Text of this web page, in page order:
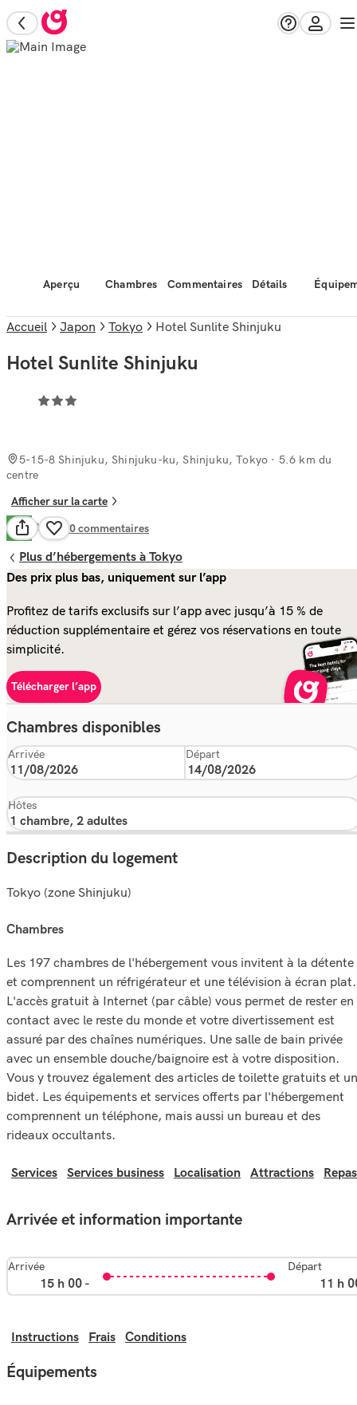
Aperçu Chambres Commentaires Détails
Accueil Japon Tokyo Hotel Sunlite Shinjuku
Hotel Sunlite Shinjuku
5-15-8 Shinjuku, Shinjuku-ku, Shinjuku, Tokyo · 5.6 km du
centre
Afficher sur la carte
7.7 Bien400commentaires
Plus d’hébergements à Tokyo
Des prix plus bas, uniquement sur l’app
Profitez de tarifs exclusifs sur l’app avec jusqu’à 15 % de
réduction supplémentaire et gérez vos réservations en toute
simplicité.
Télécharger l’app
Chambres disponibles
Arrivée Départ
Hôtes
Description du logement
Tokyo (zone Shinjuku)
chambres
Les 197 chambres de l'hébergement vous invitent à la détente
et comprennent un réfrigérateur et une télévision à écran plat.
L'accès gratuit à Internet (par câble) vous permet de rester en
contact avec le reste du monde et votre divertissement est
assuré par des chaînes numériques. Une salle de bain privée
avec un ensemble douche/baignoire est à votre disposition.
Vous y trouvez également des articles de toilette gratuits et un
bidet. Les équipements et services offerts par l'hébergement
comprennent un téléphone, mais aussi un bureau et des
rideaux occultants.
Services Services business Localisation Attractions Repas
Arrivée et information importante
Arrivée
15 h 00 -
Départ
11 h
Instructions Frais Conditions
Équipements